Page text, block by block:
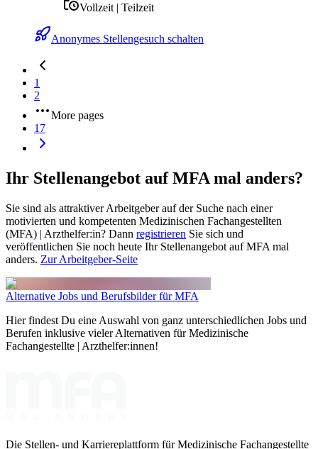
Vollzeit | Teilzeit
Anonymes Stellengesuch schalten
1
2
More pages
17
Ihr Stellenangebot auf MFA mal anders?
Sie sind als attraktiver Arbeitgeber auf der Suche nach einer
motivierten und kompetenten Medizinischen Fachangestellten
(MFA) | Arzthelfer:in? Dann registrieren Sie sich und
veröffentlichen Sie noch heute Ihr Stellenangebot auf MFA mal
anders. Zur Arbeitgeber-Seite
Alternative Jobs und Berufsbilder für MFA
Hier findest Du eine Auswahl von ganz unterschiedlichen Jobs und
Berufen inklusive vieler Alternativen für Medizinische
Fachangestellte | Arzthelfer:innen!
Die Stellen- und Karriereplattform für Medizinische Fachangestellte